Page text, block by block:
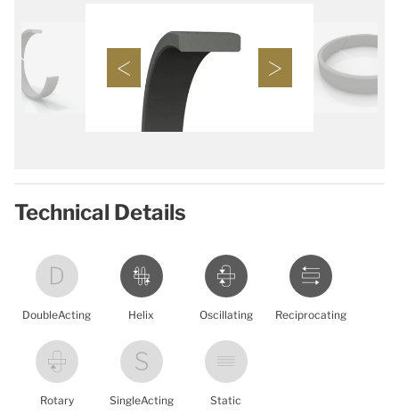
Technical Details
DoubleActing Helix Oscillating Reciprocating
Rotary SingleActing Static